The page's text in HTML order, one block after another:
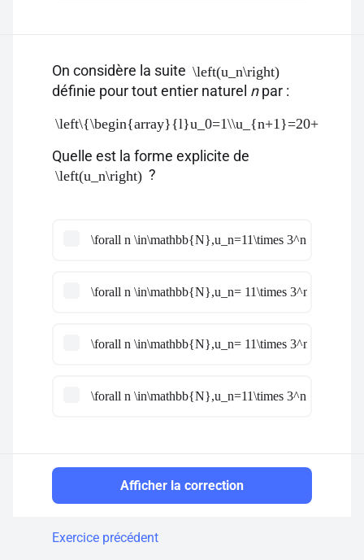
On considère la suite \left(u_n\right)
définie pour tout entier naturel npar :
\left\{\begin{array}{l}u_0=1\\u_{n+1}=20+
Quelle est la forme explicite de
\left(u_n\right) ?
\forall n \in\mathbb{N},u_n=11\times 3^n +10
\forall n \in\mathbb{N},u_n= 11\times 3^n-10
\forall n \in\mathbb{N},u_n= 11\times 3^n +1
\forall n \in\mathbb{N},u_n=11\times 3^n -1
Afficher la correction
Exercice précédent